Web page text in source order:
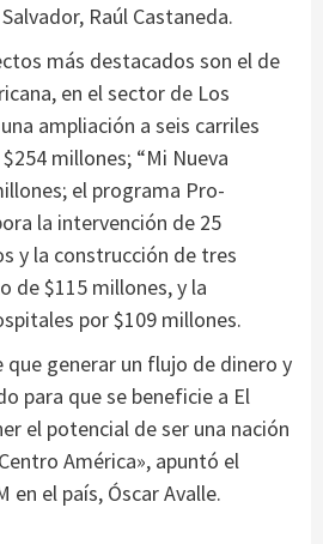
Raúl Castaneda.
más destacados son el de
en el sector de Los
ampliación a seis carriles
millones; “Mi Nueva
el programa Pro-
la intervención de 25
y la construcción de tres
de $115 millones, y la
por $109 millones.
generar un flujo de dinero y
para que se beneficie a El
el potencial de ser una nación
América», apuntó el
en el país, Óscar Avalle.